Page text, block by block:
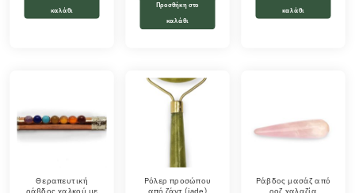
καλάθι
Προσθήκη στο
καλάθι
καλάθι
Θεραπευτική
ράβδος χαλκού με
Ρόλερ προσώπου
από ζάντ (jade)
Ράβδος μασάζ από
ροζ χαλαζία